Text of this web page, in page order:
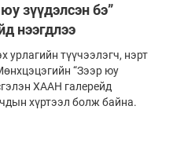
зүүдэлсэн бэ”
нээгдлээ
урлагийн түүчээлэгч, нэрт
“Зээр юу
ХААН галерейд
хүртээл болж байна.